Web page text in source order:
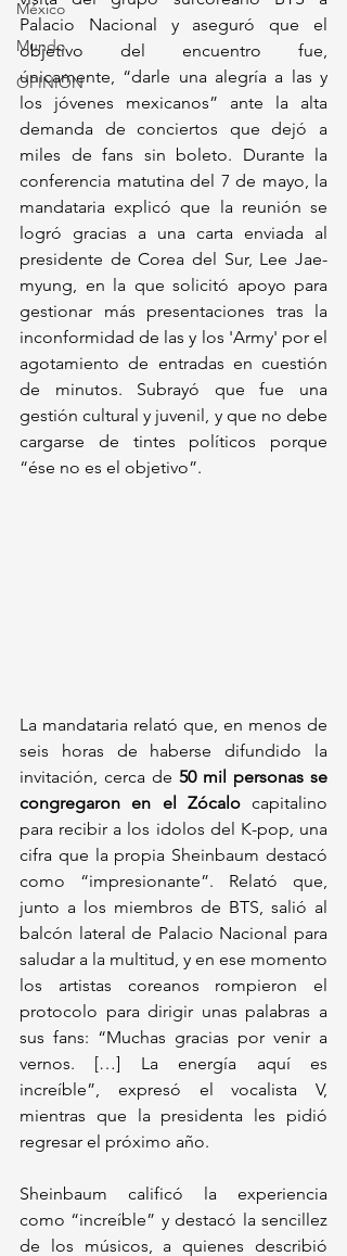
México
Mundo
OPINIÓN
Palacio Nacional y aseguró que el
objetivo del encuentro fue,
únicamente, “darle una alegría a las y
los jóvenes mexicanos” ante la alta
demanda de conciertos que dejó a
miles de fans sin boleto. Durante la
conferencia matutina del 7 de mayo, la
mandataria explicó que la reunión se
logró gracias a una carta enviada al
presidente de Corea del Sur, Lee Jae-
myung, en la que solicitó apoyo para
gestionar más presentaciones tras la
inconformidad de las y los 'Army' por el
agotamiento de entradas en cuestión
de minutos. Subrayó que fue una
gestión cultural y juvenil, y que no debe
cargarse de tintes políticos porque
“ése no es el objetivo”.
La mandataria relató que, en menos de
seis horas de haberse difundido la
invitación, cerca de 50 mil personas se
congregaron en el Zócalo capitalino
para recibir a los idolos del K-pop, una
cifra que la propia Sheinbaum destacó
como “impresionante”. Relató que,
junto a los miembros de BTS, salió al
balcón lateral de Palacio Nacional para
saludar a la multitud, y en ese momento
los artistas coreanos rompieron el
protocolo para dirigir unas palabras a
sus fans: “Muchas gracias por venir a
vernos. […] La energía aquí es
increíble”, expresó el vocalista V,
mientras que la presidenta les pidió
regresar el próximo año.
Sheinbaum calificó la experiencia
como “increíble” y destacó la sencillez
de los músicos, a quienes describió